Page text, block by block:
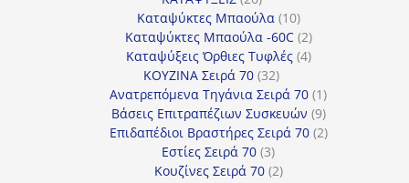
προϊόντα
Καταψύκτες Μπαούλα 1010
προϊόντα
Καταψύκτες Μπαούλα -60C 22
προϊόντα
Καταψύξεις Όρθιες Τυφλές 44
ΚΟΥΖΙΝΑ Σειρά 70 3232
προϊόντα
Ανατρεπόμενα Τηγάνια Σειρά 70 11
προϊόν
Βάσεις Επιτραπέζιων Συσκευών 99
προϊόντα
Επιδαπέδιοι Βραστήρες Σειρά 70 22
Εστίες Σειρά 70 33
προϊόντα
Κουζίνες Σειρά 70 22